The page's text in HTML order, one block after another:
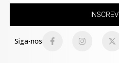
Siga-nos